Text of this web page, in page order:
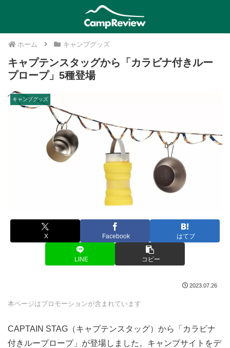
ホーム キャンプグッズ
キャプテンスタッグから「カラビナ付きルー
プロープ」5種登場
キャンプグッズ
X Facebook はてブ
LINE コピー
2023.07.26
本ページはプロモーションが含まれています
CAPTAIN STAG（キャプテンスタッグ）から「カラビナ
付きループロープ」が登場しました。キャンプサイトをデ